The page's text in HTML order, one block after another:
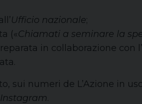
Ufficio nazionale;
(«Chiamati a seminare la
in collaborazione con l’
sui numeri de L’Azione in
Instagram.